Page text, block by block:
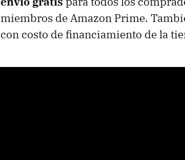
miembros de Amazon Prime.
con costo de financiamiento de la